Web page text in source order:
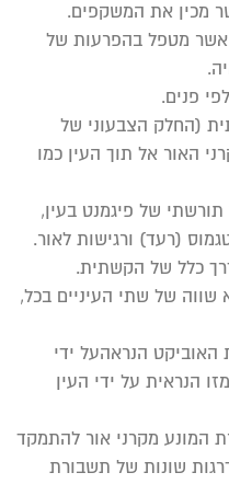
מכין את המשקפים.
מטפל בהפרעות של
פנים.
(החלק הצבעוני של
האור אל תוך העין כמו
תורשתי של פיגמנט בעין,
(רעד) ורגישות לאור.
כלל של הקשתית.
שווה של שתי העיניים בכל,
הנראהעל ידי
הנראית על ידי העין
המונע מקרני אור להתמקד
שונות של תשבורת